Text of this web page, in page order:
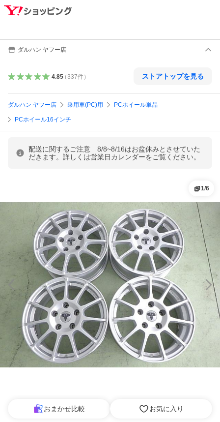
ダルハン ヤフー店
4.85（337件） ストアトップを見る
ダルハン ヤフー店 乗用車(PC)用 PCホイール単品
PCホイール16インチ
配送に関するご注意 8/8~8/16はお盆休みとさせていた
だきます。詳しくは営業日カレンダーをご覧ください。
1/6
おまかせ比較 お気に入り